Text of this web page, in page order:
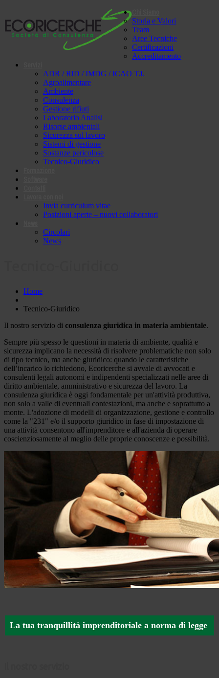
Storia e Valori
Team
Aree Tecniche
Certificazioni
Accreditamento
ADR / RID / IMDG / ICAO T.I.
Agroalimentare
Ambiente
Consulenza
Gestione rifiuti
Laboratorio Analisi
Risorse ambientali
Sicurezza sul lavoro
Sistemi di gestione
Sostanze pericolose
Tecnico-Giuridico
Invia curriculum vitae
Posizioni aperte – nuovi collaboratori
Circolari
News
Home
Tecnico-Giuridico
Il nostro servizio di consulenza giuridica in materia ambientale.
Sempre più spesso le questioni in materia di ambiente, qualità e
sicurezza implicano la necessità di risolvere problematiche non solo
di tipo tecnico, ma anche giuridico: quando le caratteristiche
dell’incarico lo richiedono, Ecoricerche si avvale di avvocati e
consulenti legali autonomi e indipendenti specializzati nelle aree di
diritto ambientale, amministrativo e sicurezza del lavoro. La
consulenza giuridica è oggi fondamentale per un'attività produttiva,
non solo a valle di eventuali contestazioni, ma anche e soprattutto a
monte. L'adozione di modelli di organizzazione, gestione e controllo
come la "231" e/o il supporto giuridico in fase di impostazione di
una attività consentono all'imprenditore e all'azienda di operare
coscienziosamente al meglio delle proprie conoscenze e possibilità.
La tua tranquillità imprenditoriale a norma di legge